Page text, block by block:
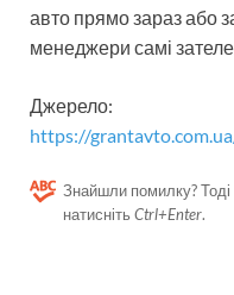
авто прямо зараз або
менеджери самі
Джерело:
https://
Знайшли помилку? Тоді
натисніть Ctrl+Enter.